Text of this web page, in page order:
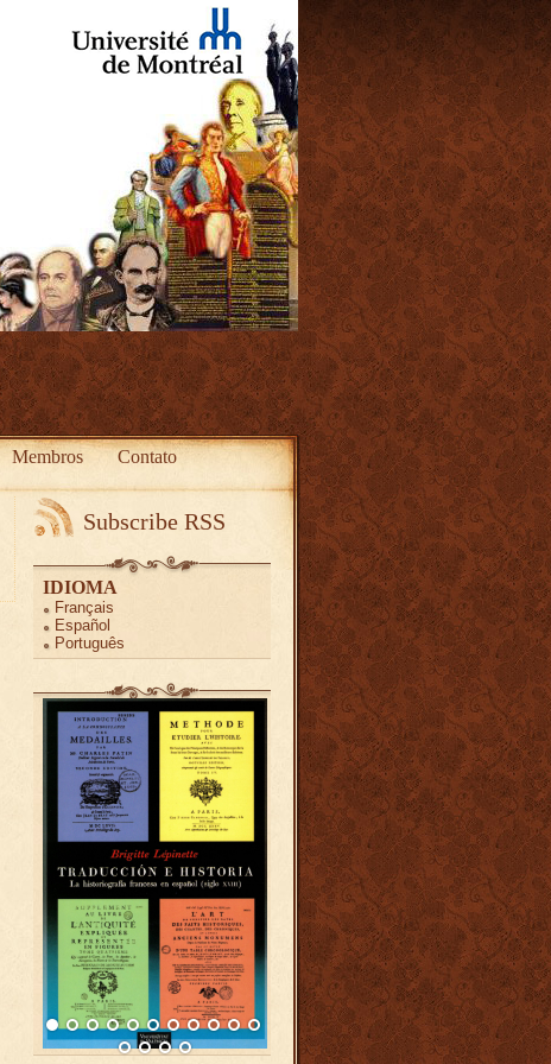
Membros Contato
Subscribe RSS
IDIOMA
Français
Español
Português